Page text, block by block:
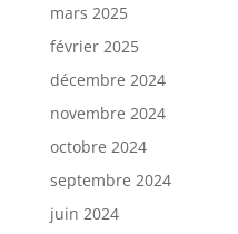
mars 2025
février 2025
décembre 2024
novembre 2024
octobre 2024
septembre 2024
juin 2024